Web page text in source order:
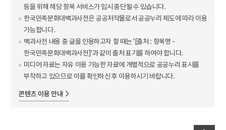
등을 위해 해당 항목 서비스가 임시 중단될 수 있습니다.
한국민족문화대백과사전은 공공저작물로서 공공누리 제도에 따라 이용
가능합니다.
백과사전 내용 중 글을 인용하고자 할 때는 '[출처 : 항목명 -
한국민족문화대백과사전]'과 같이 출처 표기를 하여야 합니다.
미디어 자료는 자유 이용 가능한 자료에 개별적으로 공공누리 표시를
부착하고 있으므로 이를 확인하신 후 이용하시기 바랍니다.
콘텐츠 이용 안내